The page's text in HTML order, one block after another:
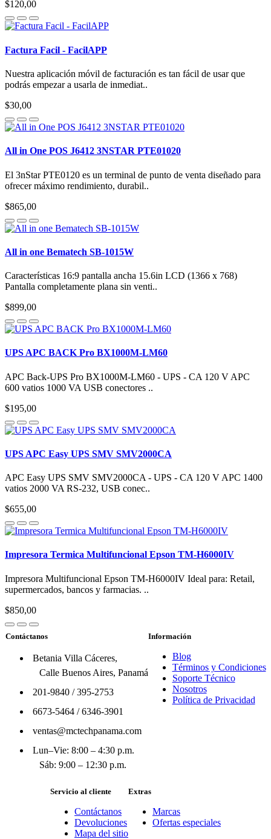
$120,00
Factura Facil - FacilAPP
Nuestra aplicación móvil de facturación es tan fácil de usar que
podrás empezar a usarla de inmediat..
$30,00
All in One POS J6412 3NSTAR PTE01020
El 3nStar PTE0120 es un terminal de punto de venta diseñado para
ofrecer máximo rendimiento, durabil..
$865,00
All in one Bematech SB-1015W
Características 16:9 pantalla ancha 15.6in LCD (1366 x 768)
Pantalla completamente plana sin venti..
$899,00
UPS APC BACK Pro BX1000M-LM60
APC Back-UPS Pro BX1000M-LM60 - UPS - CA 120 V APC
600 vatios 1000 VA USB conectores ..
$195,00
UPS APC Easy UPS SMV SMV2000CA
APC Easy UPS SMV SMV2000CA - UPS - CA 120 V APC 1400
vatios 2000 VA RS-232, USB conec..
$655,00
Impresora Termica Multifuncional Epson TM-H6000IV
Impresora Multifuncional Epson TM-H6000IV Ideal para: Retail,
supermercados, bancos y farmacias. ..
$850,00
Contáctanos
Betania Villa Cáceres,
Calle Buenos Aires, Panamá
201-9840/395-2753
6673-5464/6346-3901
ventas@mctechpanama.com
Lun–Vie: 8:00 – 4:30 p.m.
Sáb: 9:00 – 12:30 p.m.
Información
Blog
Términos y Condiciones
Soporte Técnico
Nosotros
Política de Privacidad
Servicio al cliente
Contáctanos
Devoluciones
Mapa del sitio
Extras
Marcas
Ofertas especiales